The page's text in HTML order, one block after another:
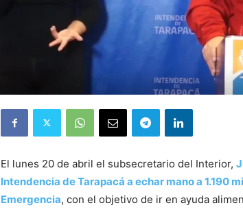
El lunes 20 de abril el subsecretario del Interior,
Intendencia de Tarapacá a echar mano a 1.190
Emergencia, con el objetivo de ir en ayuda